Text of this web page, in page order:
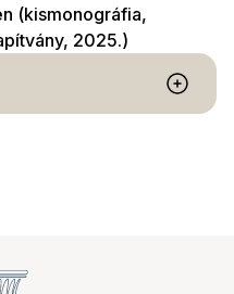
(kismonográfia,
2025.)